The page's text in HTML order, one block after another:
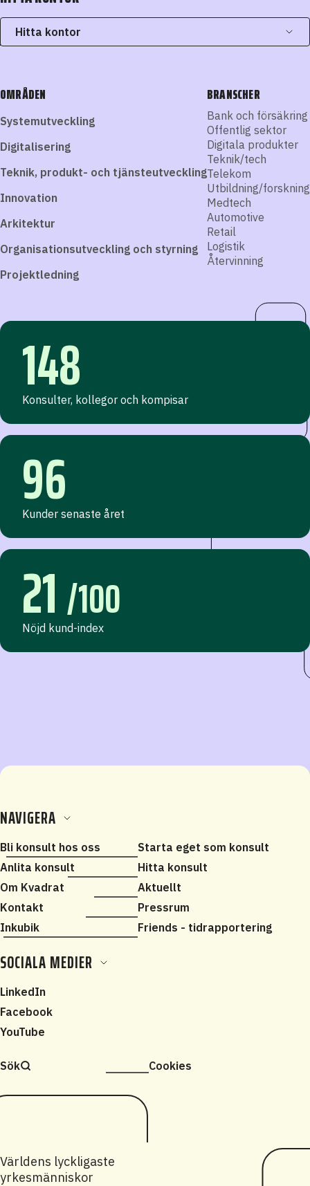
Hitta kontor
OMRÅDEN
Systemutveckling
Digitalisering
Teknik, produkt- och tjänsteutveckling
Innovation
Arkitektur
Organisationsutveckling och styrning
Projektledning
BRANSCHER
Bank och försäkring
Offentlig sektor
Digitala produkter
Teknik/tech
Telekom
Utbildning/forskning
Medtech
Automotive
Retail
Logistik
Återvinning
148
Konsulter, kollegor och kompisar
96
Kunder senaste året
21/100
Nöjd kund-index
NAVIGERA
Bli konsult hos oss
Starta eget som konsult
Anlita konsult
Hitta konsult
Om Kvadrat
Aktuellt
Kontakt
Pressrum
Inkubik
Friends - tidrapportering
SOCIALA MEDIER
LinkedIn
Facebook
YouTube
Sök Cookies
Världens lyckligaste
yrkesmänniskor